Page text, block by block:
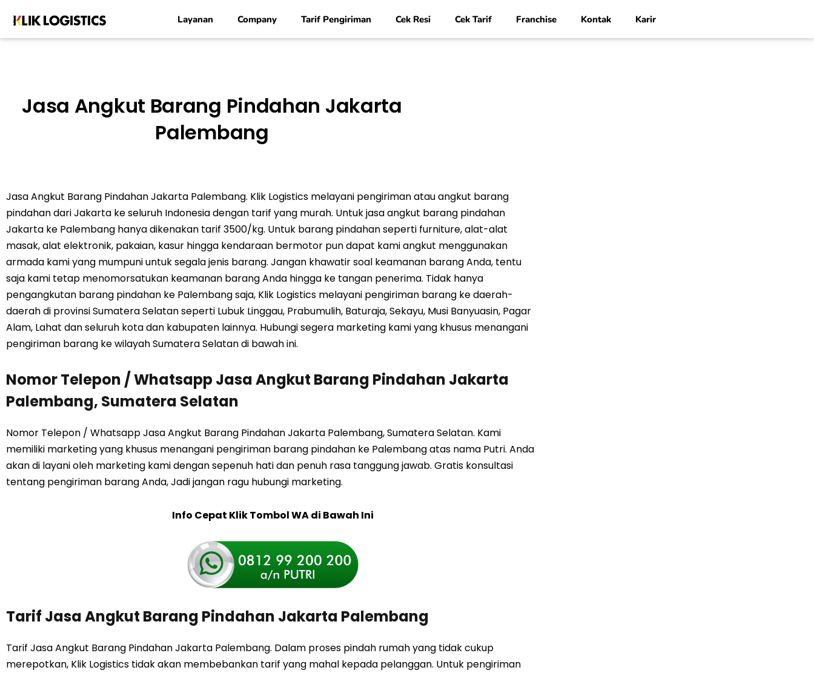
Layanan Company Tarif Pengiriman Cek Resi Cek Tarif Franchise Kontak Karir
Jasa Angkut Barang Pindahan Jakarta
Palembang
Jasa Angkut Barang Pindahan Jakarta Palembang. Klik Logistics melayani pengiriman atau angkut barang
pindahan dari Jakarta ke seluruh Indonesia dengan tarif yang murah. Untuk jasa angkut barang pindahan
Jakarta ke Palembang hanya dikenakan tarif 3500/kg. Untuk barang pindahan seperti furniture, alat-alat
masak, alat elektronik, pakaian, kasur hingga kendaraan bermotor pun dapat kami angkut menggunakan
armada kami yang mumpuni untuk segala jenis barang. Jangan khawatir soal keamanan barang Anda, tentu
saja kami tetap menomorsatukan keamanan barang Anda hingga ke tangan penerima. Tidak hanya
pengangkutan barang pindahan ke Palembang saja, Klik Logistics melayani pengiriman barang ke daerah-
daerah di provinsi Sumatera Selatan seperti Lubuk Linggau, Prabumulih, Baturaja, Sekayu, Musi Banyuasin, Pagar
Alam, Lahat dan seluruh kota dan kabupaten lainnya. Hubungi segera marketing kami yang khusus menangani
pengiriman barang ke wilayah Sumatera Selatan di bawah ini.
Nomor Telepon / Whatsapp Jasa Angkut Barang Pindahan Jakarta
Palembang, Sumatera Selatan
Nomor Telepon / Whatsapp Jasa Angkut Barang Pindahan Jakarta Palembang, Sumatera Selatan. Kami
memiliki marketing yang khusus menangani pengiriman barang pindahan ke Palembang atas nama Putri. Anda
akan di layani oleh marketing kami dengan sepenuh hati dan penuh rasa tanggung jawab. Gratis konsultasi
tentang pengiriman barang Anda, Jadi jangan ragu hubungi marketing.
Info Cepat Klik Tombol WA di Bawah Ini
Tarif Jasa Angkut Barang Pindahan Jakarta Palembang
Tarif Jasa Angkut Barang Pindahan Jakarta Palembang. Dalam proses pindah rumah yang tidak cukup
merepotkan, Klik Logistics tidak akan membebankan tarif yang mahal kepada pelanggan. Untuk pengiriman